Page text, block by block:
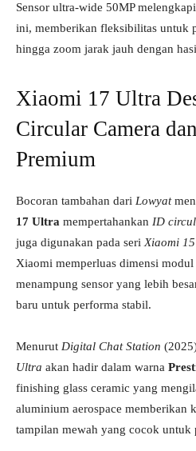
Sensor ultra-wide 50MP
ini, memberikan fleksibilitas untuk
hingga zoom jarak jauh dengan
Xiaomi 17 Ultra
Circular Camera
Premium
Bocoran tambahan dari Lowyat
17 Ultra mempertahankan ID
juga digunakan pada seri Xiaomi
Xiaomi memperluas dimensi modul
menampung sensor yang lebih
baru untuk performa stabil.
Menurut Digital Chat Station
Ultra akan hadir dalam warna
finishing glass ceramic yang
aluminium aerospace memberikan
tampilan mewah yang cocok untuk